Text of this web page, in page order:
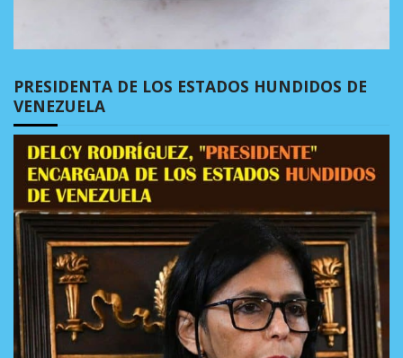
PRESIDENTA DE LOS ESTADOS HUNDIDOS DE
VENEZUELA